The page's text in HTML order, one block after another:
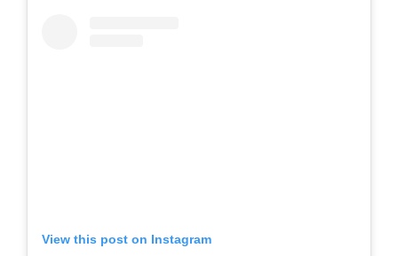
View this post on Instagram